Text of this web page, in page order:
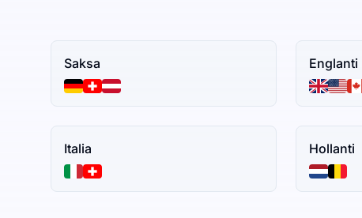
Saksa Englanti
Italia Hollanti